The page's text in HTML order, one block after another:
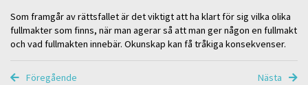
Som framgår av rättsfallet är det viktigt att ha klart för sig vilka olika
fullmakter som finns, när man agerar så att man ger någon en fullmakt
och vad fullmakten innebär. Okunskap kan få tråkiga konsekvenser.
Föregående Nästa